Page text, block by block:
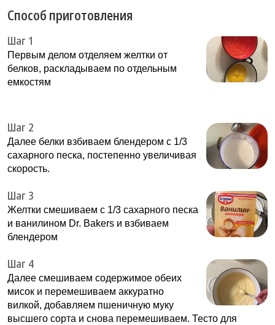
Способ приготовления
Шаг 1
Первым делом отделяем желтки от
белков, раскладываем по отдельным
емкостям
Шаг 2
Далее белки взбиваем блендером с 1/3
сахарного песка, постепенно увеличивая
скорость.
Шаг 3
Желтки смешиваем с 1/3 сахарного песка
и ванилином Dr. Bakers и взбиваем
блендером
Шаг 4
Далее смешиваем содержимое обеих
мисок и перемешиваем аккуратно
вилкой, добавляем пшеничную муку
высшего сорта и снова перемешиваем. Тесто для